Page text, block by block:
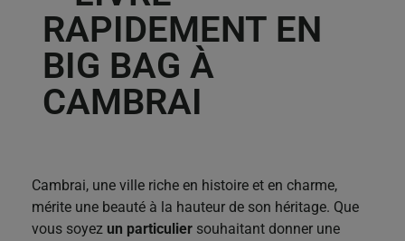
RAPIDEMENT EN
BIG BAG À
CAMBRAI
Cambrai, une ville riche en histoire et en charme,
mérite une beauté à la hauteur de son héritage. Que
vous soyez un particulier souhaitant donner une